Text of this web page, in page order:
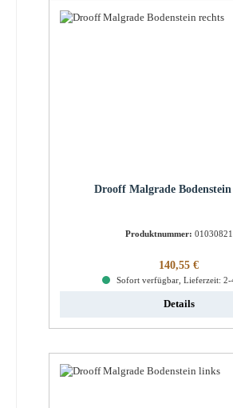
Drooff Malgrade
Produktnummer: 01030821
Regulärer Preis:
140,55 €
Sofort verfügbar, Lieferzeit: 2-
Details